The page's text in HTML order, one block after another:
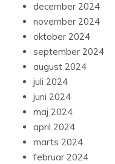
december 2024
november 2024
oktober 2024
september 2024
august 2024
juli 2024
juni 2024
maj 2024
april 2024
marts 2024
februar 2024